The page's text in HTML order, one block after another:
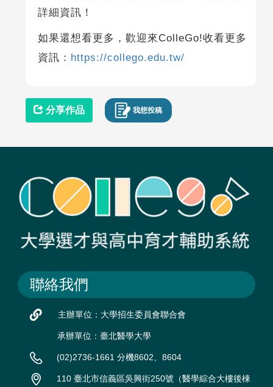
詳細資訊！
如果還想看更多，歡迎來ColleGo!收看更多
資訊： https://collego.edu.tw/
分享作品 我想投稿
聯絡我們
主辦單位：大學招生委員會聯合會
承辦單位：臺北醫學大學
(02)2736-1661 分機8602、8604
110 臺北市信義區吳興街250號（醫學綜合大樓後棟